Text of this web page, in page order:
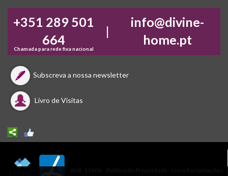
+351 289 501
664
Chamada para rede fixa nacional
|
info@divine-
home.pt
Subscreva a nossa newsletter
Livro de Visitas
AMI: 11606 Política de Privacidade Livro Reclamações